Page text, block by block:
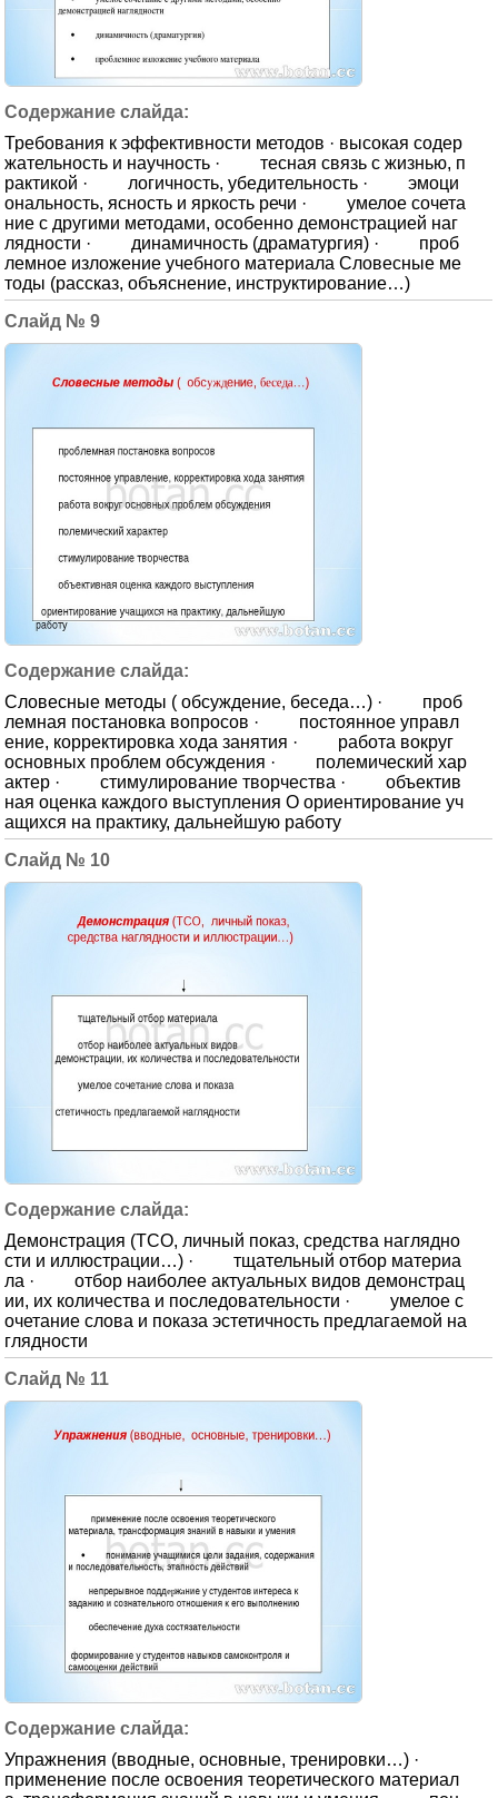
Требования к эффективности методов · высокая содер
жательность и научность · тесная связь с жизнью, п
рактикой · логичность, убедительность · эмоци
ональность, ясность и яркость речи · умелое сочета
ние с другими методами, особенно демонстрацией наг
лядности · динамичность (драматургия) · проб
лемное изложение учебного материала Словесные ме
тоды (рассказ, объяснение, инструктирование…)
9
Словесные методы ( обсуждение, беседа…) · проб
лемная постановка вопросов · постоянное управл
ение, корректировка хода занятия · работа вокруг
основных проблем обсуждения · полемический хар
актер · стимулирование творчества · объектив
ная оценка каждого выступления О ориентирование уч
ащихся на практику, дальнейшую работу
10
Демонстрация (ТСО, личный показ, средства наглядно
сти и иллюстрации…) · тщательный отбор материа
ла · отбор наиболее актуальных видов демонстрац
ии, их количества и последовательности · умелое с
очетание слова и показа эстетичность предлагаемой на
глядности
11
Упражнения (вводные, основные, тренировки…) ·
применение после освоения теоретического материал